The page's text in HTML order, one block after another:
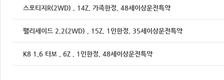
스포티지R(2WD) , 14Z, 가족한정, 48세이상운전특약
팰리세이드 2.2(2WD) , 15Z, 1인한정, 35세이상운전특약
K8 1.6 터보 , 6Z , 1인한정, 48세이상운전특약